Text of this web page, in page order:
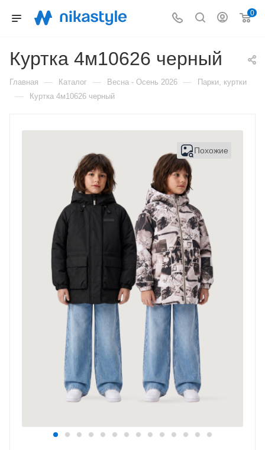
0
Куртка 4м10626 черный
Главная — Каталог — Весна - Осень 2026 — Парки, куртки
— Куртка 4м10626 черный
Похожие